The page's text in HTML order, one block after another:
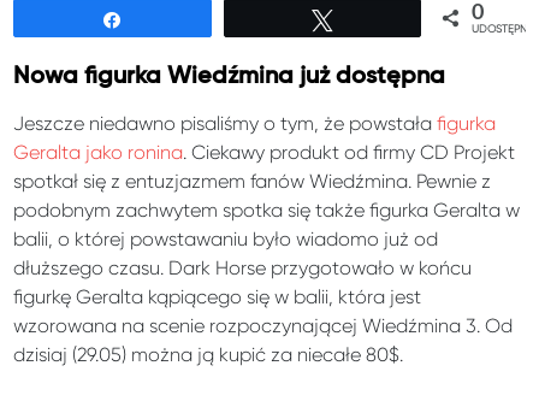
0
Nowa figurka Wiedźmina już dostępna
Jeszcze niedawno pisaliśmy o tym, że powstałafigurka
Geralta jako ronina. Ciekawy produkt od firmy CD Projekt
spotkał się z entuzjazmem fanów Wiedźmina. Pewnie z
podobnym zachwytem spotka się także figurka Geralta w
balii, o której powstawaniu było wiadomo już od
dłuższego czasu. Dark Horse przygotowało w końcu
figurkę Geralta kąpiącego się w balii, która jest
wzorowana na scenie rozpoczynającej Wiedźmina 3. Od
dzisiaj (29.05) można ją kupić za niecałe 80$.